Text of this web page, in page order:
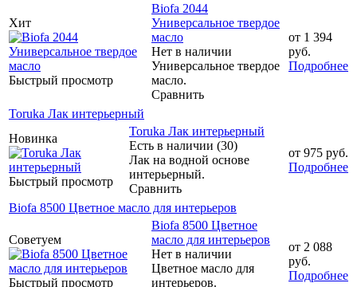
Хит
Быстрый просмотр
Biofa 2044
Универсальное твердое
масло
Нет в наличии
Универсальное твердое
масло.
Сравнить
от 1 394
руб.
Подробнее
Toruka Лак интерьерный
Новинка
Быстрый просмотр
Toruka Лак интерьерный
Есть в наличии (30)
Лак на водной основе
интерьерный.
Сравнить
от 975 руб.
Подробнее
Biofa 8500 Цветное масло для интерьеров
Советуем
Быстрый просмотр
Biofa 8500 Цветное
масло для интерьеров
Нет в наличии
Цветное масло для
интерьеров.
от 2 088
руб.
Подробнее